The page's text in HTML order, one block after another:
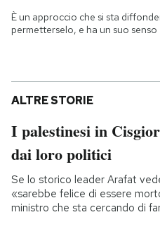
È un approccio che si sta
permetterselo, e ha un suo
ALTRE STORIE
I palestinesi in
dai loro politici
Se lo storico leader Arafat
«sarebbe felice di essere
ministro che sta cercando di